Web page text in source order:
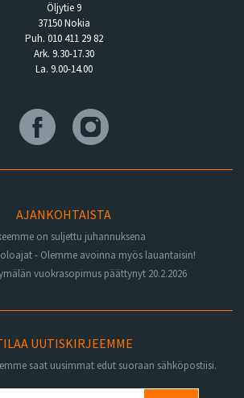
Öljytie 9
37150 Nokia
Puh. 010 411 29 82
Ark. 9.30-17.30
La. 9.00-14.00
AJANKOHTAISTA
on suljettu juhannuksena
- Olemme avoinna myös lauantaisin!
vuokrasopimus päättynyt 20.2.2026
UUTISKIRJEEMME
saat uusimmat edut suoraan sähköpostiisi.